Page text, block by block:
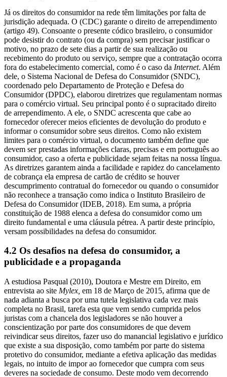
Já os direitos do consumidor na rede têm limitações por falta de
jurisdição adequada. O (CDC) garante o direito de arrependimento
(artigo 49). Consoante o presente códico brasileiro, o consumidor
pode desistir do contrato (ou da compra) sem precisar justificar o
motivo, no prazo de sete dias a partir de sua realização ou
recebimento do produto ou serviço, sempre que a contratação ocorra
fora do estabelecimento comercial, como é o caso da Internet. Além
dele, o Sistema Nacional de Defesa do Consumidor (SNDC),
coordenado pelo Departamento de Proteção e Defesa do
Consumidor (DPDC), elaborou diretrizes que regulamentam normas
para o comércio virtual. Seu principal ponto é o supracitado direito
de arrependimento. A ele, o SNDC acrescenta que cabe ao
fornecedor oferecer meios eficientes de devolução do produto e
informar o consumidor sobre seus direitos. Como não existem
limites para o comércio virtual, o documento também define que
devem ser prestadas informações claras, precisas e em português ao
consumidor, caso a oferta e publicidade sejam feitas na nossa língua.
As diretrizes garantem ainda a facilidade e rapidez do cancelamento
de cobrança ela empresa de cartão de crédito se houver
descumprimento contratual do fornecedor ou quando o consumidor
não reconhece a transação como indica o Instituto Brasileiro de
Defesa do Consumidor (IDEB, 2018). Em suma, a própria
constituição de 1988 elenca a defesa do consumidor como um
direito fundamental e uma cláusula pétrea. A partir deste princípio,
versam possibilidades na defesa do consumidor.
4.2 Os desafios na defesa do consumidor, a
publicidade e a propaganda
A estudiosa Pasqual (2010), Doutora e Mestre em Direito, em
entrevista ao site Mylex, em 18 de Março de 2015, afirma que de
nada adianta a busca por uma tutela legislativa cada vez mais
completa no Brasil, tarefa esta que vem sendo cumprida pelos
juristas com a chancela dos legisladores se não houver a
conscientização por parte dos consumidores de que devem
reivindicar seus direitos, fazer uso do manancial legislativo e jurídico
que existe a sua disposição, como também por parte do sistema
protetivo do consumidor, mediante a efetiva aplicação das medidas
legais, no intuito de impor ao fornecedor que cumpra com seus
deveres na sociedade de consumo. Deste modo vem decorrendo